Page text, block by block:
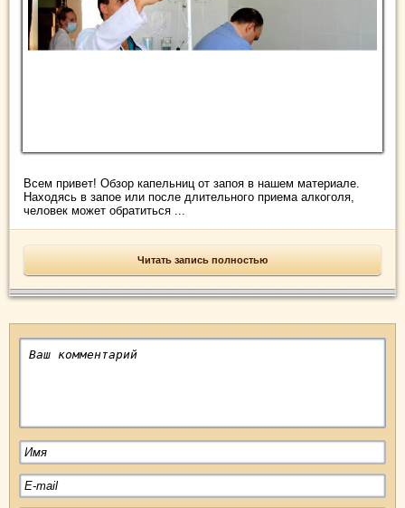
Всем привет! Обзор капельниц от запоя в нашем материале.
Находясь в запое или после длительного приема алкоголя,
человек может обратиться ...
Читать запись полностью